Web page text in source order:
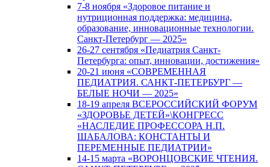
7-8 ноября «Здоровое питание и
нутриционная поддержка: медицина,
образование, инновационные технологии.
Санкт-Петербург — 2025»
26-27 сентября «Педиатрия Санкт-
Петербурга: опыт, инновации, достижения»
20-21 июня «СОВРЕМЕННАЯ
ПЕДИАТРИЯ. САНКТ-ПЕТЕРБУРГ —
БЕЛЫЕ НОЧИ — 2025»
18-19 апреля ВСЕРОССИЙСКИЙ ФОРУМ
«ЗДОРОВЬЕ ДЕТЕЙ»\КОНГРЕСС
«НАСЛЕДИЕ ПРОФЕССОРА Н.П.
ШАБАЛОВА: КОНСТАНТЫ И
ПЕРЕМЕННЫЕ ПЕДИАТРИИ»
14-15 марта «ВОРОНЦОВСКИЕ ЧТЕНИЯ.